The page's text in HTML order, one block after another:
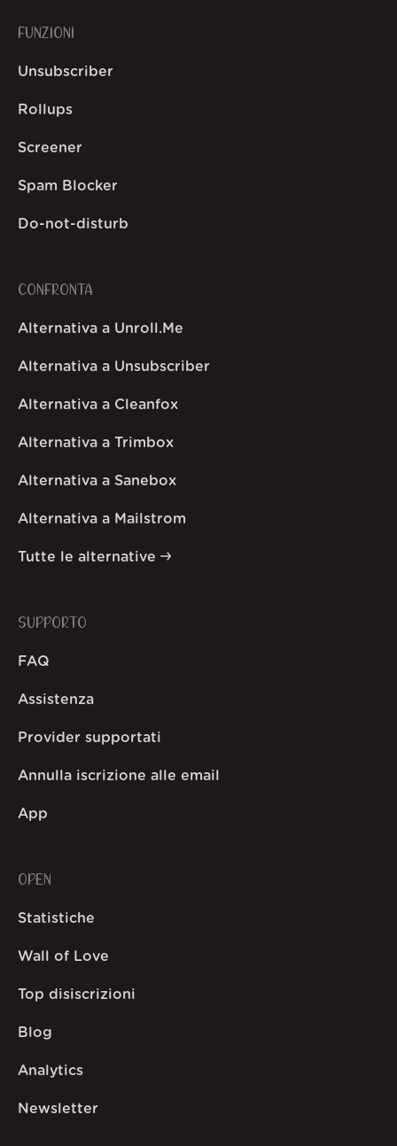
FUNZIONI
Unsubscriber
Rollups
Screener
Spam Blocker
Do-not-disturb
CONFRONTA
Alternativa a Unroll.Me
Alternativa a Unsubscriber
Alternativa a Cleanfox
Alternativa a Trimbox
Alternativa a Sanebox
Alternativa a Mailstrom
Tutte le alternative
SUPPORTO
FAQ
Assistenza
Provider supportati
Annulla iscrizione alle email
App
OPEN
Statistiche
Wall of Love
Top disiscrizioni
Blog
Analytics
Newsletter